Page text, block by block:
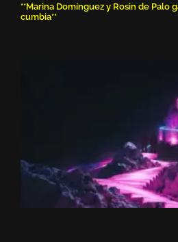
**Marina Domínguez y Rosin de Palo
cumbia**